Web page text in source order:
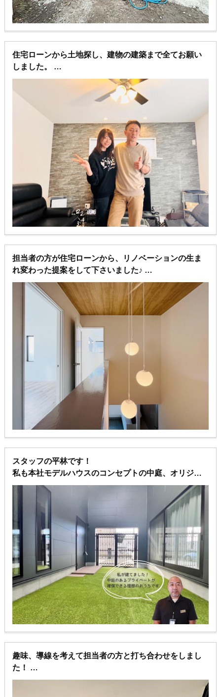
住宅ローンから土地探し、建物の建築まで全てお願い
しました。
担当のhさんは顔は怖い顔をしていて、頭がツルピカで
すが頑張ってだと思います。笑
担当者の方が住宅ローンから、リノベーションの生ま
れ変わった提案をして下さいました♪
新築顔負けの工事だと思います！
スタッフの平林です！
私も本社モデルハウスのコンセプトの中庭、オリジナ
ルオーダーアイアンがあるプランで自社で施工し楽し
中庭でワンチャンも走り回って大喜びしてます🐕
趣味、導線を考えて担当者の方と打ち合わせをしまし
た！